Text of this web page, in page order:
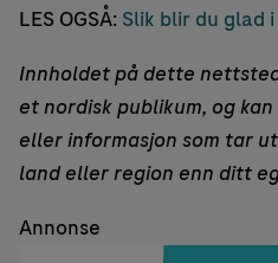
LES OGSÅ: Slik blir du glad
Innholdet på dette
et nordisk publikum, og
eller informasjon som tar
land eller region enn ditt
Annonse